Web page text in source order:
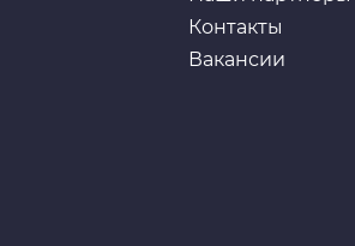
Контакты
Вакансии